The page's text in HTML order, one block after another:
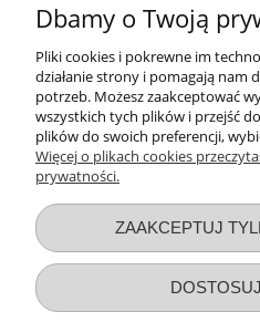
DO
Dbamy o Twoją
Pliki cookies i pokrewne im
działanie strony i pomagają nam
potrzeb. Możesz zaakceptować
wszystkich tych plików i przejść
plików do swoich preferencji,
Więcej o plikach cookies
prywatności.
ZAAKCEPTUJ